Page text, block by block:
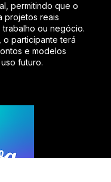
permitindo que o
projetos reais
ou negócio.
o participante terá
e modelos
futuro.